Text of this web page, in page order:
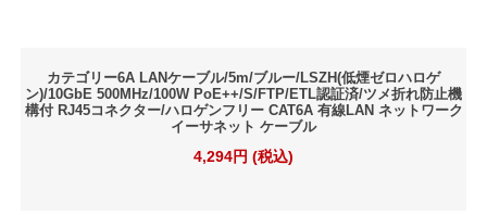
カテゴリー6A LANケーブル/5m/ブルー/LSZH(低煙ゼロハロゲ
ン)/10GbE 500MHz/100W PoE++/S/FTP/ETL認証済/ツメ折れ防止機
構付 RJ45コネクター/ハロゲンフリー CAT6A 有線LAN ネットワーク
イーサネット ケーブル
4,294円 (税込)